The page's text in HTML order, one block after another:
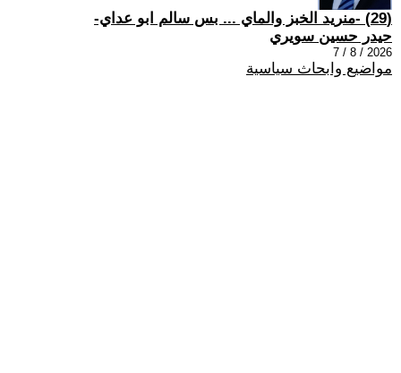
(29) -منريد الخبز والماي ... بس سالم ابو عداي-
حيدر حسين سويري
2026 / 8 / 7
مواضيع وابحاث سياسية